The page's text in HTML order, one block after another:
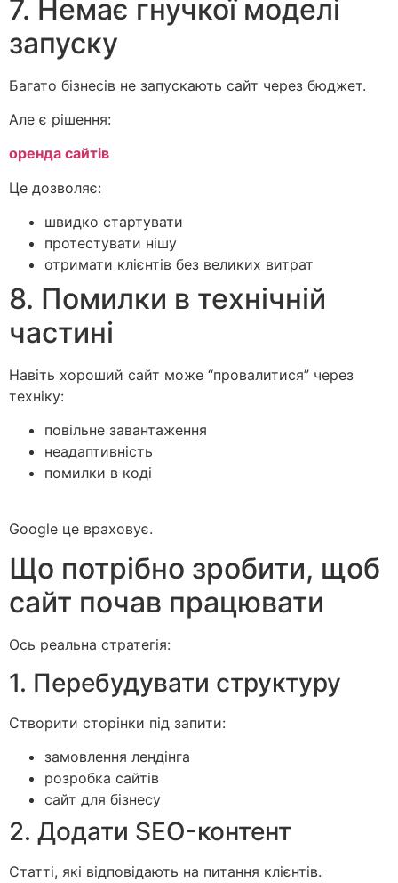
7. Немає гнучкої моделі
запуску
Багато бізнесів не запускають сайт через бюджет.
Але є рішення:
оренда сайтів
Це дозволяє:
швидко стартувати
протестувати нішу
отримати клієнтів без великих витрат
8. Помилки в технічній
частині
Навіть хороший сайт може “провалитися” через
техніку:
повільне завантаження
неадаптивність
помилки в коді
Google це враховує.
Що потрібно зробити, щоб
сайт почав працювати
Ось реальна стратегія:
1. Перебудувати структуру
Створити сторінки під запити:
замовлення лендінга
розробка сайтів
сайт для бізнесу
2. Додати SEO-контент
Статті, які відповідають на питання клієнтів.